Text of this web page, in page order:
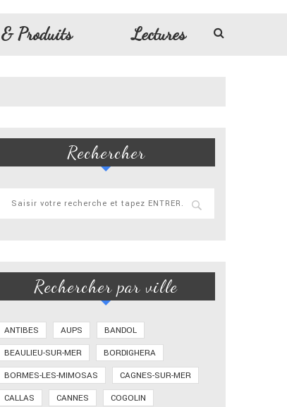
Produits Lectures
Rechercher
Rechercher par ville
ANTIBES AUPS
BANDOL
BEAULIEU-SUR-MER
BORDIGHERA
BORMES-LES-MIMOSAS
CAGNES-SUR-MER
CALLAS
CANNES
COGOLIN